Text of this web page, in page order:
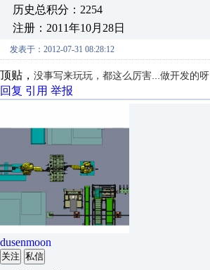
历史总积分：2254
注册：2011年10月28日
发表于：2012-07-31 08:28:12
顶贴， 没事写来玩玩，都这么厉害...做开发的呀
回复 引用 举报
dusenmoon
关注 私信